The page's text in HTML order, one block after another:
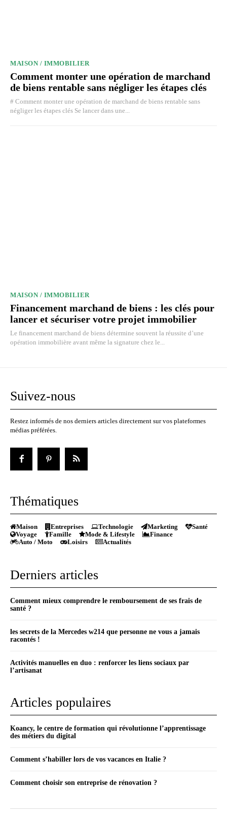
MAISON / IMMOBILIER
Comment monter une opération de marchand
de biens rentable sans négliger les étapes clés
# Comment monter une opération de marchand de biens rentable sans
négliger les étapes clés Se lancer dans une...
MAISON / IMMOBILIER
Financement marchand de biens : les clés pour
lancer et sécuriser votre projet immobilier
Le financement marchand de biens détermine souvent la réussite d’une
opération immobilière avant même la signature chez le...
Suivez-nous
Restez informés de nos derniers articles directement sur vos plateformes
médias préférées.
Thématiques
Maison Entreprises Technologie Marketing
Santé
Voyage
Famille Mode & Lifestyle
Finance
Auto / Moto
Loisirs Actualités
Derniers articles
Comment mieux comprendre le remboursement de ses frais de
santé ?
les secrets de la Mercedes w214 que personne ne vous a jamais
racontés !
Activités manuelles en duo : renforcer les liens sociaux par
l’artisanat
Articles populaires
Koancy, le centre de formation qui révolutionne l’apprentissage
des métiers du digital
Comment s’habiller lors de vos vacances en Italie ?
Comment choisir son entreprise de rénovation ?